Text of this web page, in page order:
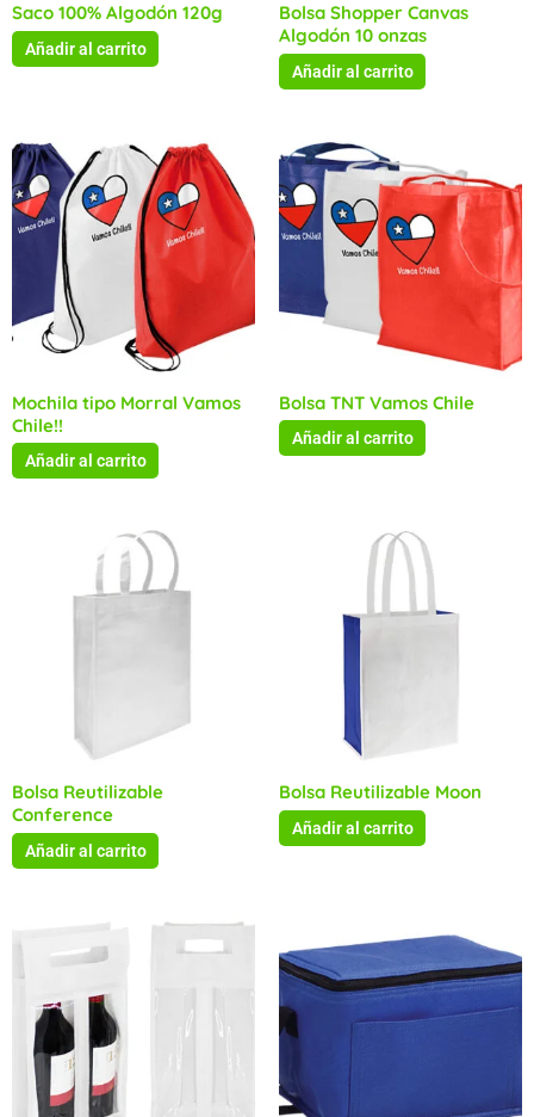
Saco 100% Algodón 120g
Añadir al carrito
Bolsa Shopper Canvas
Algodón 10 onzas
Añadir al carrito
Mochila tipo Morral Vamos
Chile!!
Añadir al carrito
Bolsa TNT Vamos Chile
Añadir al carrito
Bolsa Reutilizable
Conference
Añadir al carrito
Bolsa Reutilizable Moon
Añadir al carrito